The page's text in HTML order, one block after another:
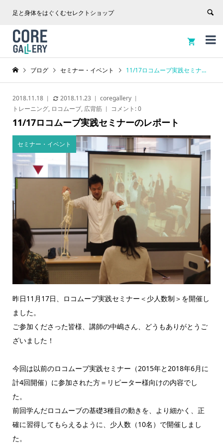
足と身体をはぐくむセレクトショップ


ブログ セミナー・イベント 11/17ロコムーブ実践セミナーのレポート
2018.11.18 2018.11.23
coregallery
トレーニング, ロコムーブ, 広背筋 コメント:0
11/17ロコムーブ実践セミナーのレポート
セミナー・イベント
昨日11月17日、ロコムーブ実践セミナー＜少人数制＞を開催し
ました。
ご参加くださった皆様、講師の中嶋さん、どうもありがとうご
ざいました！
今回は以前のロコムーブ実践セミナー（2015年と2018年6月に
計4回開催）に参加された方＝リピーター様向けの内容でし
た。
前回学んだロコムーブの基礎3種目の動きを、より細かく、正
確に習得してもらえるように、少人数（10名）で開催しまし
た。